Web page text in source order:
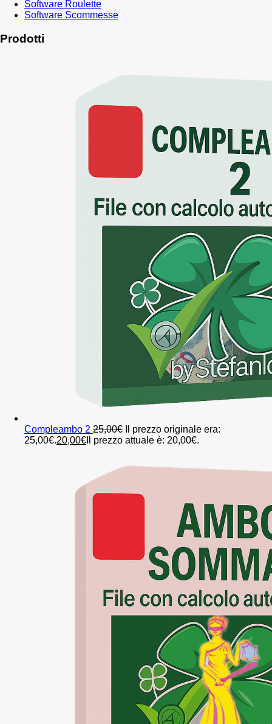
Software Roulette
Software Scommesse
Prodotti
Compleambo 2 25,00€
Il prezzo originale era:
25,00€.20,00€ Il prezzo attuale è: 20,00€.